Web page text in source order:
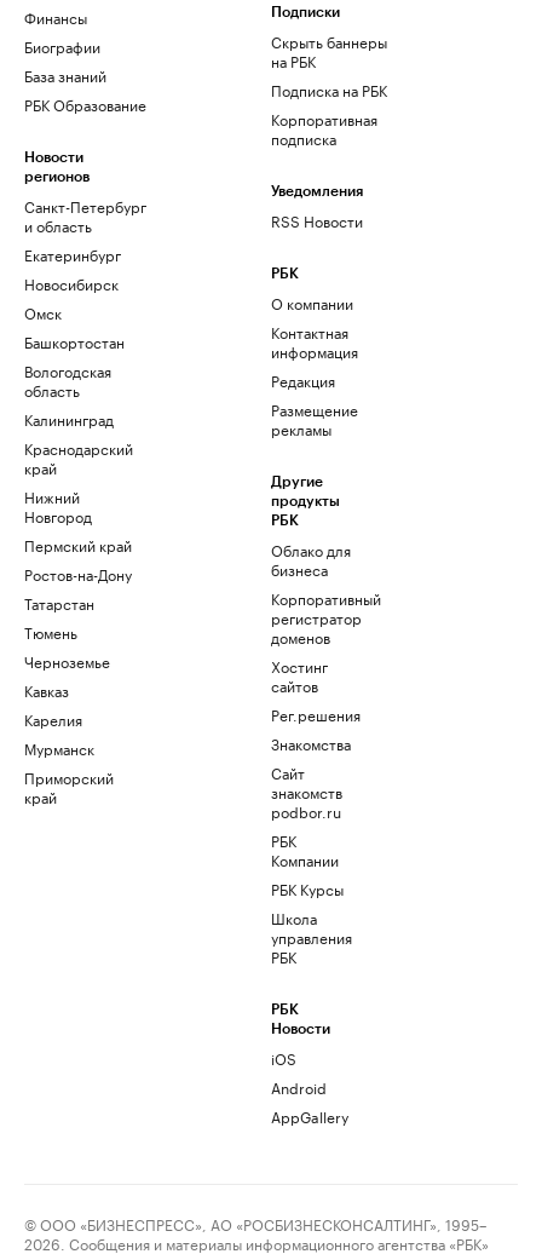
Финансы
Биографии
База знаний
РБК Образование
Новости
регионов
Санкт-Петербург
и область
Екатеринбург
Новосибирск
Омск
Башкортостан
Вологодская
область
Калининград
Краснодарский
край
Нижний
Новгород
Пермский край
Ростов-на-Дону
Татарстан
Тюмень
Черноземье
Кавказ
Карелия
Мурманск
Приморский
край
Подписки
Скрыть баннеры
на РБК
Подписка на РБК
Корпоративная
подписка
Уведомления
RSS Новости
РБК
О компании
Контактная
информация
Редакция
Размещение
рекламы
Другие
продукты
РБК
Облако для
бизнеса
Корпоративный
регистратор
доменов
Хостинг
сайтов
Рег.решения
Знакомства
Сайт
знакомств
podbor.ru
РБК
Компании
РБК Курсы
Школа
управления
РБК
РБК
Новости
iOS
Android
AppGallery
© ООО «БИЗНЕСПРЕСС», АО «РОСБИЗНЕСКОНСАЛТИНГ», 1995–
2026. Сообщения и материалы информационного агентства «РБК»